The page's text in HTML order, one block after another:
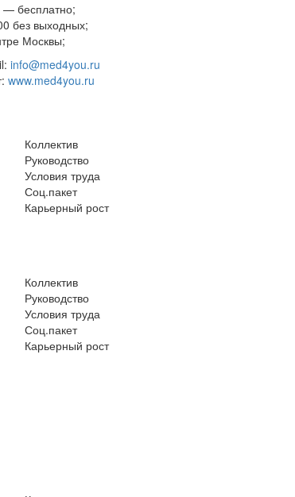
— бесплатно;
без выходных;
Москвы;
info@med4you.ru
www.med4you.ru
Коллектив
Руководство
Условия труда
Соц.пакет
Карьерный рост
Коллектив
Руководство
Условия труда
Соц.пакет
Карьерный рост